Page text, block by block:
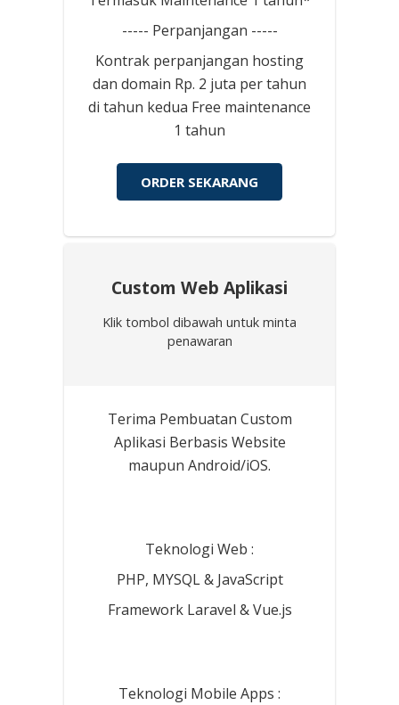
----- Perpanjangan -----
Kontrak perpanjangan hosting
dan domain Rp. 2 juta per tahun
di tahun kedua Free maintenance
1 tahun
ORDER SEKARANG
Custom Web Aplikasi
Klik tombol dibawah untuk minta
penawaran
Terima Pembuatan Custom
Aplikasi Berbasis Website
maupun Android/iOS.
Teknologi Web :
PHP, MYSQL & JavaScript
Framework Laravel & Vue.js
Teknologi Mobile Apps :